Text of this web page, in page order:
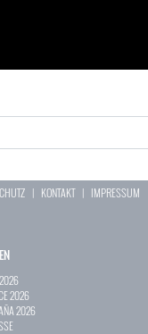
| KONTAKT| IMPRESSUM
2026
2026